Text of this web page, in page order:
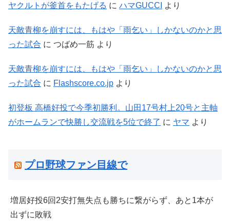
ヤクルトが釜首をもたげる に ハマGUCCI より
天敵青柳を崩すには、もはや「雨乞い」しかないのかと思
った試合 に つばめ一筋 より
天敵青柳を崩すには、もはや「雨乞い」しかないのかと思
った試合 に Flashscore.co.jp より
初登板 高橋好投で今季初勝利。山田17号村上20号と主軸
がホームランで快勝し交流戦を5位で終了 に ヤマ より
プロ野球ファン目線で
増居好投6回2安打無失点も勝ちに繋がらず、あと1本が
出ずに敗戦